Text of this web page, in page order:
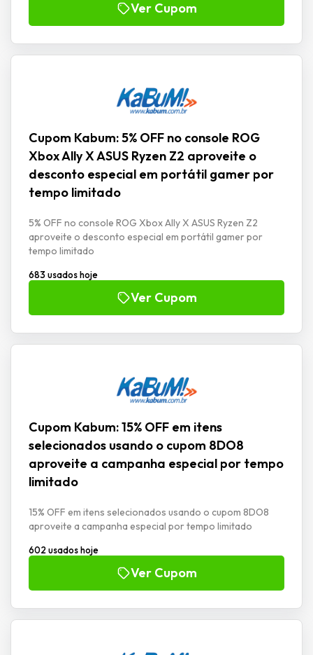
Ver Cupom
Cupom Kabum: 5% OFF no console ROG
Xbox Ally X ASUS Ryzen Z2 aproveite o
desconto especial em portátil gamer por
tempo limitado
5% OFF no console ROG Xbox Ally X ASUS Ryzen Z2
aproveite o desconto especial em portátil gamer por
tempo limitado
683 usados hoje
Ver Cupom
Cupom Kabum: 15% OFF em itens
selecionados usando o cupom 8DO8
aproveite a campanha especial por tempo
limitado
15% OFF em itens selecionados usando o cupom 8DO8
aproveite a campanha especial por tempo limitado
602 usados hoje
Ver Cupom